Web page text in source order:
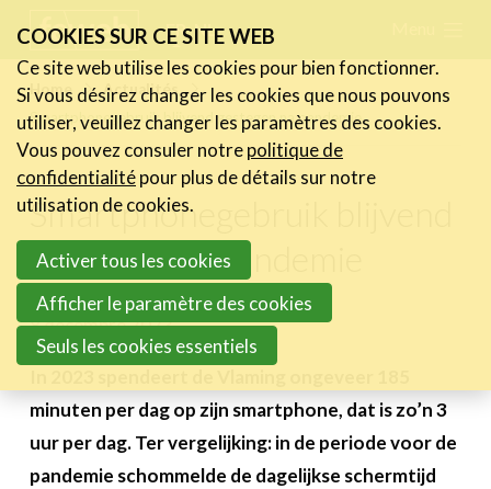
links
Jump
to
navigation
Jump
main
content
FR NL
Home
Actualités
Smartphonegebruik blijvend gestegen na pandemie
Smartphonegebruik blijvend
gestegen na pandemie
8 décembre 2023
minuten per dag op zijn smartphone, dat is zo’n 3
uur per dag. Ter vergelijking: in de periode voor de
pandemie schommelde de dagelijkse schermtijd
Actualités
Les nouvelles du secteur
Les FeWeb Vidéos
Les Cases des membres
Activités
Cases Gallery
Le Toolbox
COOKIES SUR CE SITE WEB
Ce site web utilise les cookies pour bien fonctionner.
Si vous désirez changer les cookies que nous pouvons
utiliser, veuillez changer les paramètres des cookies.
Vous pouvez consuler notrepolitique de
confidentialitépour plus de détails sur notre
utilisation de cookies.
Activer tous les cookies
Afficher le paramètre des cookies
Seuls les cookies essentiels